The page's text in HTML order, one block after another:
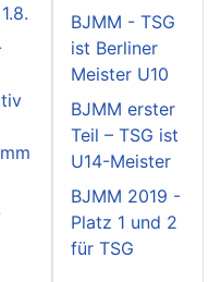
BJMM - TSG
ist Berliner
Meister U10
BJMM erster
Teil – TSG ist
U14-Meister
BJMM 2019 -
Platz 1 und 2
für TSG